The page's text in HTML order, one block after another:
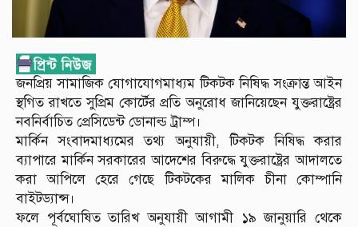
জনপ্রিয় সামাজিক যোগাযোগমাধ্যম টিকটক নিষিদ্ধ সংক্রান্ত আইন
স্থগিত রাখতে সুপ্রিম কোর্টের প্রতি অনুরোধ জানিয়েছেন যুক্তরাষ্ট্রের
নবনির্বাচিত প্রেসিডেন্ট ডোনাল্ড ট্রাম্প।
মার্কিন সংবাদমাধ্যমের তথ্য অনুযায়ী, টিকটক নিষিদ্ধ করার
ব্যাপারে মার্কিন সরকারের আদেশের বিরুদ্ধে যুক্তরাষ্ট্রের আদালতে
করা আপিলে হেরে গেছে টিকটকের মালিক চীনা কোম্পানি
বাইটড্যান্স।
ফলে পূর্বঘোষিত তারিখ অনুযায়ী আগামী ১৯ জানুয়ারি থেকে